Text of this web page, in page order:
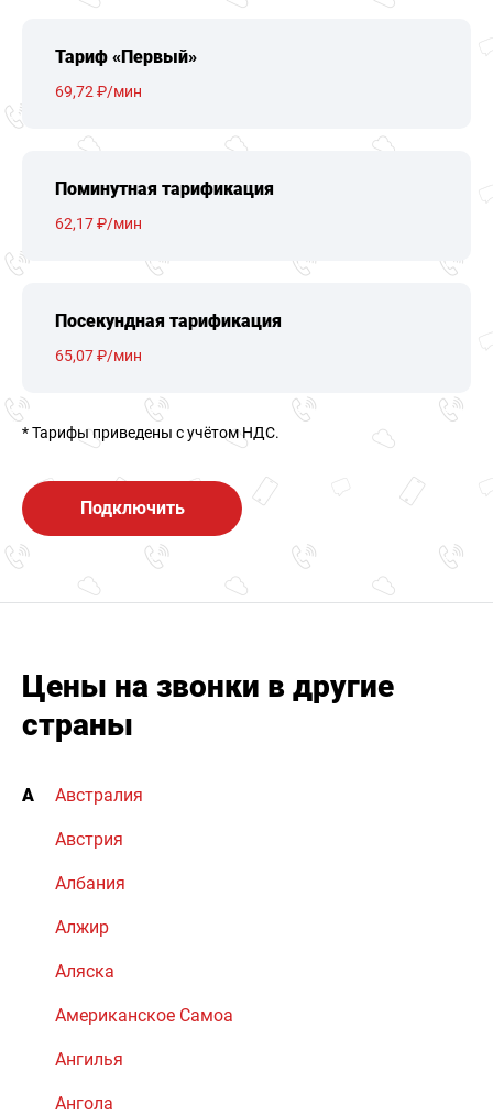
Тариф «Первый»
69,72 ₽/мин
Поминутная тарификация
62,17 ₽/мин
Посекундная тарификация
65,07 ₽/мин
* Тарифы приведены c учётом НДС.
Подключить
Цены на звонки в другие
страны
А Австралия
Австрия
Албания
Алжир
Аляска
Американское Самоа
Ангилья
Ангола